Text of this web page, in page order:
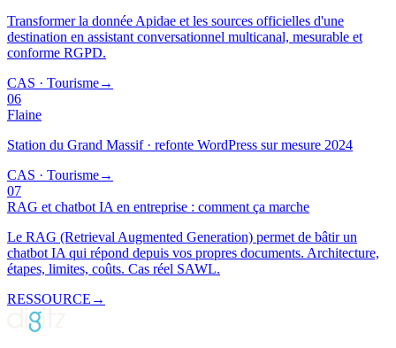
Transformer la donnée Apidae et les sources officielles d'une
destination en assistant conversationnel multicanal, mesurable et
conforme RGPD.
CAS · Tourisme→
06
Flaine
Station du Grand Massif · refonte WordPress sur mesure 2024
CAS · Tourisme→
07
RAG et chatbot IA en entreprise : comment ça marche
Le RAG (Retrieval Augmented Generation) permet de bâtir un
chatbot IA qui répond depuis vos propres documents. Architecture,
étapes, limites, coûts. Cas réel SAWL.
RESSOURCE →